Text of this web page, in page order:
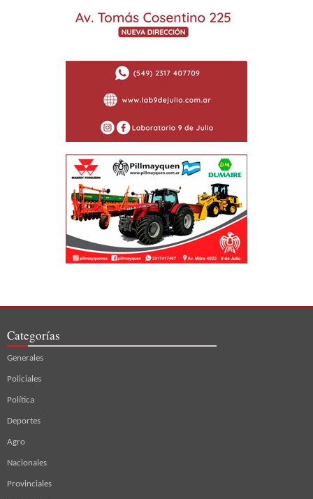
Categorías
Generales
Policiales
Política
Deportes
Agro
Nacionales
Provinciales